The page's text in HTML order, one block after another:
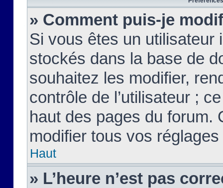
» Comment puis-je
Si vous êtes un
stockés dans la base de
souhaitez les modifier,
contrôle de l’utilisateur ;
haut des pages du forum.
modifier tous vos
Haut
» L’heure n’est pas